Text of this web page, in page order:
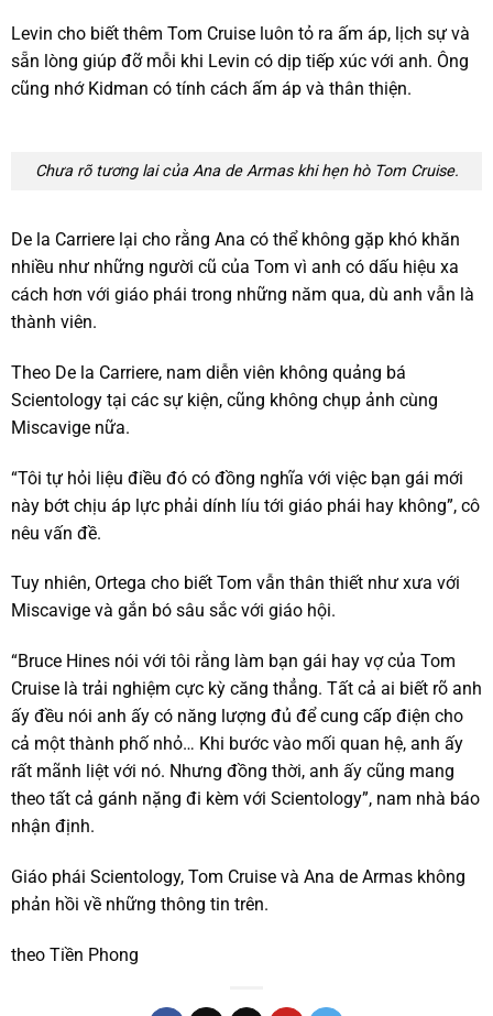
Levin cho biết thêm Tom Cruise luôn tỏ ra ấm áp, lịch sự và
sẵn lòng giúp đỡ mỗi khi Levin có dịp tiếp xúc với anh. Ông
cũng nhớ Kidman có tính cách ấm áp và thân thiện.
Chưa rõ tương lai của Ana de Armas khi hẹn hò Tom Cruise.
De la Carriere lại cho rằng Ana có thể không gặp khó khăn
nhiều như những người cũ của Tom vì anh có dấu hiệu xa
cách hơn với giáo phái trong những năm qua, dù anh vẫn là
thành viên.
Theo De la Carriere, nam diễn viên không quảng bá
Scientology tại các sự kiện, cũng không chụp ảnh cùng
Miscavige nữa.
“Tôi tự hỏi liệu điều đó có đồng nghĩa với việc bạn gái mới
này bớt chịu áp lực phải dính líu tới giáo phái hay không”, cô
nêu vấn đề.
Tuy nhiên, Ortega cho biết Tom vẫn thân thiết như xưa với
Miscavige và gắn bó sâu sắc với giáo hội.
“Bruce Hines nói với tôi rằng làm bạn gái hay vợ của Tom
Cruise là trải nghiệm cực kỳ căng thẳng. Tất cả ai biết rõ anh
ấy đều nói anh ấy có năng lượng đủ để cung cấp điện cho
cả một thành phố nhỏ… Khi bước vào mối quan hệ, anh ấy
rất mãnh liệt với nó. Nhưng đồng thời, anh ấy cũng mang
theo tất cả gánh nặng đi kèm với Scientology”, nam nhà báo
nhận định.
Giáo phái Scientology, Tom Cruise và Ana de Armas không
phản hồi về những thông tin trên.
theo Tiền Phong